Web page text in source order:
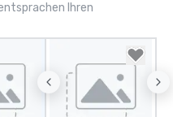
Ihren